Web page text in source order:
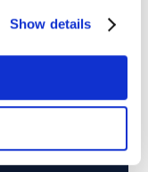
Show details